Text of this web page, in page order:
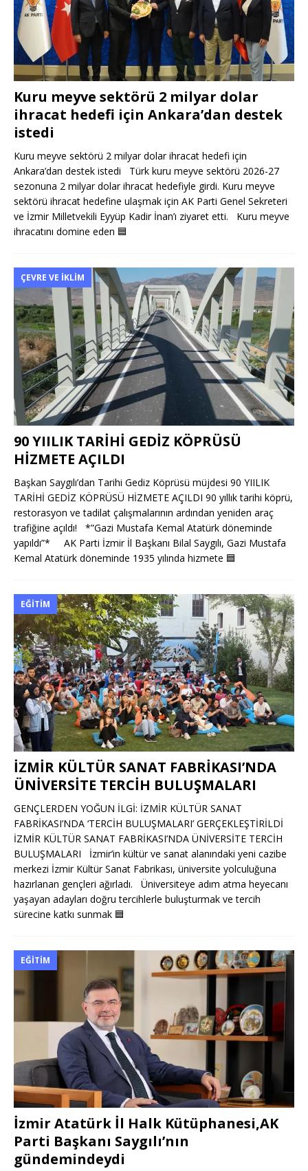
Kuru meyve sektörü 2 milyar dolar
ihracat hedefi için Ankara’dan destek
istedi
Kuru meyve sektörü 2 milyar dolar ihracat hedefi için
Ankara’dan destek istedi Türk kuru meyve sektörü 2026-27
sezonuna 2 milyar dolar ihracat hedefiyle girdi. Kuru meyve
sektörü ihracat hedefine ulaşmak için AK Parti Genel Sekreteri
ve İzmir Milletvekili Eyyüp Kadir İnan’ı ziyaret etti. Kuru meyve
ihracatını domine eden 🟦
ÇEVRE VE İKLIM
90 YIILIK TARİHİ GEDİZ KÖPRÜSÜ
HİZMETE AÇILDI
Başkan Saygılı’dan Tarihi Gediz Köprüsü müjdesi 90 YIILIK
TARİHİ GEDİZ KÖPRÜSÜ HİZMETE AÇILDI 90 yıllık tarihi köprü,
restorasyon ve tadilat çalışmalarının ardından yeniden araç
trafiğine açıldı! *”Gazi Mustafa Kemal Atatürk döneminde
yapıldı”* AK Parti İzmir İl Başkanı Bilal Saygılı, Gazi Mustafa
Kemal Atatürk döneminde 1935 yılında hizmete 🟦
EĞITIM
İZMİR KÜLTÜR SANAT FABRİKASI’NDA
ÜNİVERSİTE TERCİH BULUŞMALARI
GENÇLERDEN YOĞUN İLGİ: İZMİR KÜLTÜR SANAT
FABRİKASI’NDA ‘TERCİH BULUŞMALARI’ GERÇEKLEŞTİRİLDİ
İZMİR KÜLTÜR SANAT FABRİKASI’NDA ÜNİVERSİTE TERCİH
BULUŞMALARI İzmir’in kültür ve sanat alanındaki yeni cazibe
merkezi İzmir Kültür Sanat Fabrikası, üniversite yolculuğuna
hazırlanan gençleri ağırladı. Üniversiteye adım atma heyecanı
yaşayan adayları doğru tercihlerle buluşturmak ve tercih
sürecine katkı sunmak 🟦
EĞITIM
İzmir Atatürk İl Halk Kütüphanesi,AK
Parti Başkanı Saygılı’nın
gündemindeydi